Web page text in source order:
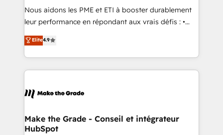
Canada, Germany, France, Belgium, Singapore, and
South Africa. Certified compliant with ISO/IEC
international offices and 175+ employees.
Nous aidons les PME et ETI à booster durablement
leur performance en répondant aux vrais défis : •
Intégration de HubSpot avec d’autres outils (ERP,
téléphonie, etc.) • Alignement des équipes grâce à un
outil et des données partagées • Amélioration de la
collecte et de l’analyse des données pour des
de la productivité des équipes Notre équipe de 30
avec un engagement total, alignant processus
métiers et technologie, et guidant vos équipes à
Elite4.9
Make the Grade - Conseil et intégrateur
HubSpot